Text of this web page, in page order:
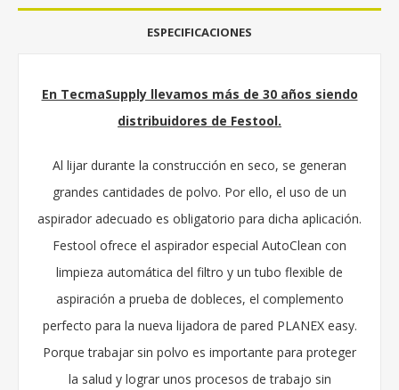
ESPECIFICACIONES
En TecmaSupply llevamos más de 30 años siendo
distribuidores de Festool.
Al lijar durante la construcción en seco, se generan
grandes cantidades de polvo. Por ello, el uso de un
aspirador adecuado es obligatorio para dicha aplicación.
Festool ofrece el aspirador especial AutoClean con
limpieza automática del filtro y un tubo flexible de
aspiración a prueba de dobleces, el complemento
perfecto para la nueva lijadora de pared PLANEX easy.
Porque trabajar sin polvo es importante para proteger
la salud y lograr unos procesos de trabajo sin